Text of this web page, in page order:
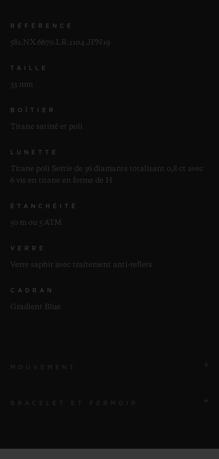
RÉFÉRENCE
581.NX.6670.LR.1104.JPN19
TAILLE
33 mm
BOÎTIER
Titane satiné et poli
LUNETTE
Titane poli Sertie de 36 diamants totalisant 0,8 ct avec
6 vis en titane en forme de H
ÉTANCHÉITÉ
50 m ou 5 ATM
VERRE
Verre saphir avec traitement anti-reflets
CADRAN
Gradient Blue
BRACELET